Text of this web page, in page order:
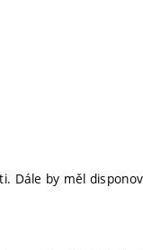
Dále by měl